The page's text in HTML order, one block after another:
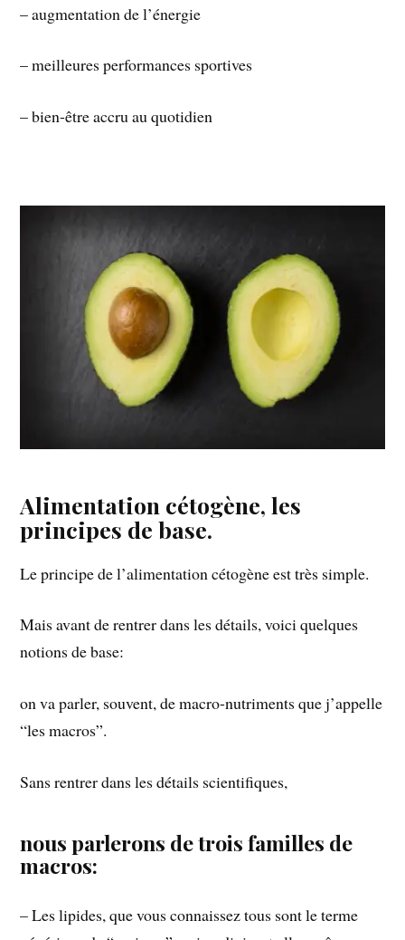
– augmentation de l’énergie
– meilleures performances sportives
– bien-être accru au quotidien
Alimentation cétogène, les
principes de base.
Le principe de l’alimentation cétogène est très simple.
Mais avant de rentrer dans les détails, voici quelques
notions de base:
on va parler, souvent, de macro-nutriments que j’appelle
“les macros”.
Sans rentrer dans les détails scientifiques,
nous parlerons de trois familles de
macros:
– Les lipides, que vous connaissez tous sont le terme